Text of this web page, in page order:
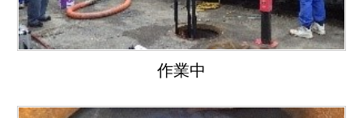
作業中